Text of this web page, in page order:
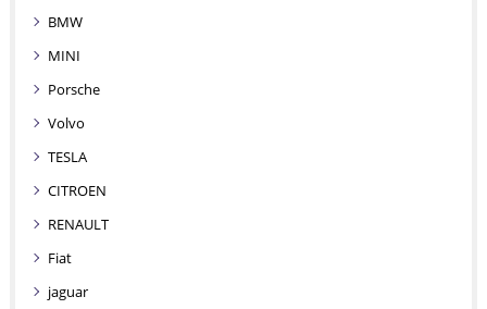
BMW
MINI
Porsche
Volvo
TESLA
CITROEN
RENAULT
Fiat
jaguar